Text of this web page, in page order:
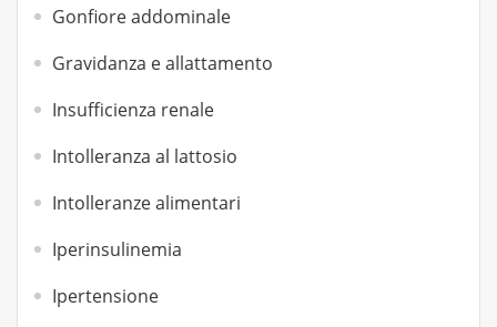
Gonfiore addominale
Gravidanza e allattamento
Insufficienza renale
Intolleranza al lattosio
Intolleranze alimentari
Iperinsulinemia
Ipertensione